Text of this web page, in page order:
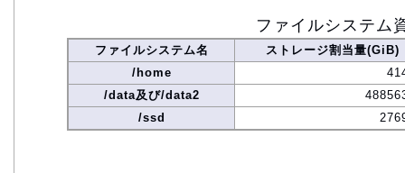
ファイルシステム
ファイルシステム名
ストレージ割当量(GiB)
/home
/data及び/data2
/ssd